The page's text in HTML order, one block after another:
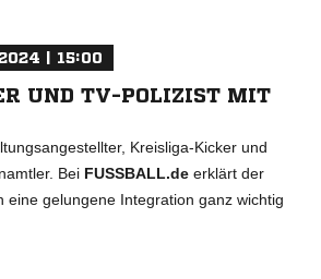
| 15:00
UND TV-POLIZIST MIT
Kreisliga-Kicker und
Bei FUSSBALL.de erklärt der
eine gelungene Integration ganz wichtig